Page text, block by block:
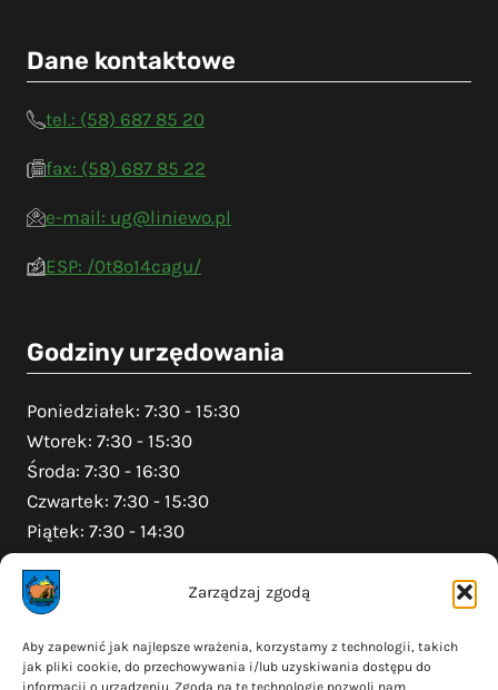
Zarządzaj zgodą
Aby zapewnić jak najlepsze wrażenia, korzystamy z technologii, takich
jak pliki cookie, do przechowywania i/lub uzyskiwania dostępu do
informacji o urządzeniu. Zgoda na te technologie pozwoli nam
Dane kontaktowe
tel.: (58) 687 85 20
fax: (58) 687 85 22
e-mail: ug@liniewo.pl
ESP: /0t8o14cagu/
Godziny urzędowania
Poniedziałek: 7:30 - 15:30
Wtorek: 7:30 - 15:30
Środa: 7:30 - 16:30
Czwartek: 7:30 - 15:30
Piątek: 7:30 - 14:30
Na skróty
Polityka prywatności